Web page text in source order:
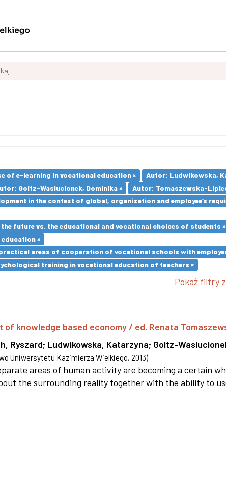
of e-learning in vocational education ×
Autor: Ludwikowska,
Goltz-Wasiucionek, Dominika ×
Autor: Tomaszewska-
in the context of global, organization and employee’s
future vs. the educational and vocational choices of students ×
×
areas of cooperation of vocational schools with
training in vocational education of teachers ×
Pokaż filtry
knowledge based economy / ed. Renata
Ryszard; Ludwikowska, Katarzyna; Goltz-
Uniwersytetu Kazimierza Wielkiego, 2013)
areas of human activity are becoming a certain
the surrounding reality together with the ability to